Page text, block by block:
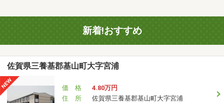
新着!おすすめ
佐賀県三養基郡基山町大字宮浦
価 格
4.80万円
住 所
佐賀県三養基郡基山町大字宮浦